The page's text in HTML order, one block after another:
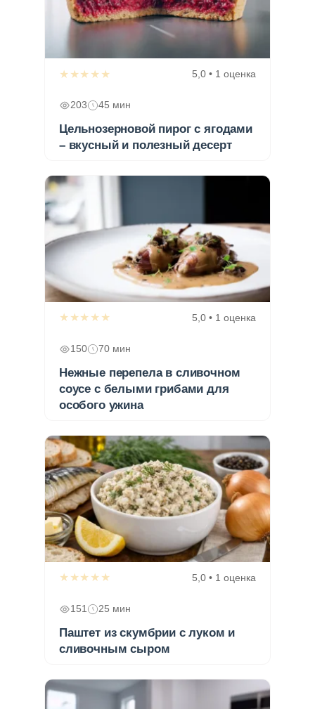
★★★★★ 5,0 • 1 оценка
203 45 мин
Цельнозерновой пирог с ягодами
– вкусный и полезный десерт
★★★★★ 5,0 • 1 оценка
150 70 мин
Нежные перепела в сливочном
соусе с белыми грибами для
особого ужина
★★★★★ 5,0 • 1 оценка
151 25 мин
Паштет из скумбрии с луком и
сливочным сыром